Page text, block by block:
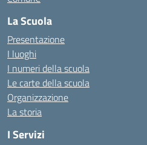
La Scuola
Presentazione
I luoghi
I numeri della scuola
Le carte della scuola
Organizzazione
La storia
I Servizi